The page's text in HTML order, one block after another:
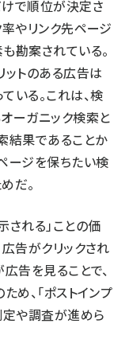
で順位が決定さ
やリンク先ページ
勘案されている。
ットのある広告は
いる。これは、検
ーガニック検索と
結果であることか
ージを保ちたい検
だ。
される」ことの価
告がクリックされ
告を見ることで、
め、「ポストインプ
定や調査が進めら